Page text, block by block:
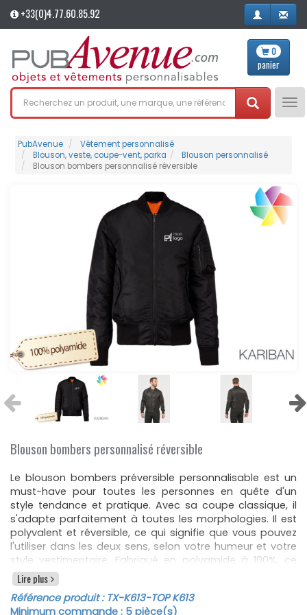
+33(0)4.77.60.85.92
0
panier
PubAvenue
Vêtement personnalisé
Blouson, veste, coupe-vent, parka
Blouson personnalisé
Blouson bombers personnalisé réversible
Blouson bombers personnalisé réversible
Le blouson bombers préversible personnalisable est un
must-have pour toutes les personnes en quête d'un
style tendance et pratique. Avec sa coupe classique, il
s'adapte parfaitement à toutes les morphologies. Il est
polyvalent et réversible, ce qui signifie que vous pouvez
l'utiliser dans les deux sens, selon votre humeur et votre
style vestimentaire. Fabriqué en polyamide à 100%, ce
blouson est à la fois épais et ultra confortable, parfait
pour vous garder au chaud lors des journées froides. La
garniture intérieure en polyester à 100% et la doublure
Lire plus
Référence produit : TX-K613-TOP K613
Minimum commande : 5 pièce(s)